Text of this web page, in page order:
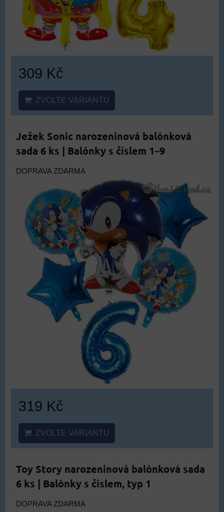
309 Kč
ZVOLTE VARIANTU
Ježek Sonic narozeninová balónková
sada 6 ks | Balónky s číslem 1–9
DOPRAVA ZDARMA
319 Kč
ZVOLTE VARIANTU
Toy Story narozeninová balónková sada
6 ks | Balónky s číslem, typ 1
DOPRAVA ZDARMA